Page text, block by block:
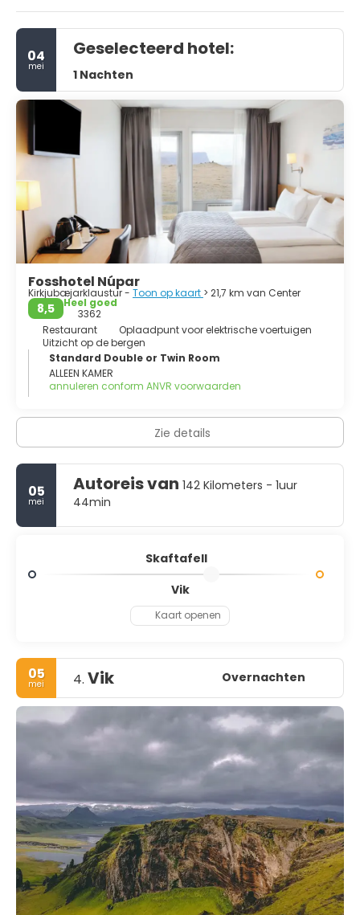
04
mei
Geselecteerd hotel:
1 Nachten
Fosshotel Núpar
Kirkjubæjarklaustur - Toon op kaart > 21,7 km van Center
8,5
Heel goed
3362
Restaurant
Oplaadpunt voor elektrische voertuigen
Uitzicht op de bergen
Standard Double or Twin Room
ALLEEN KAMER
annuleren conform ANVR voorwaarden
Zie details
05
mei
Autoreis van 142 Kilometers - 1uur
44min
Skaftafell
Vik
Kaart openen
05
mei 4. Vik Overnachten